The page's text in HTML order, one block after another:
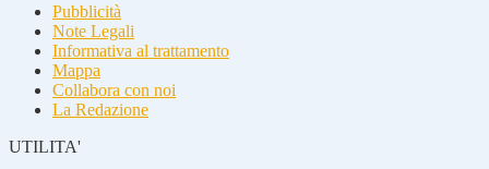
Pubblicità
Note Legali
Informativa al trattamento
Mappa
Collabora con noi
La Redazione
UTILITA'